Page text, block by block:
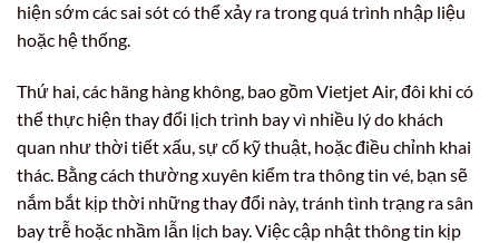
hiện sớm các sai sót có thể xảy ra trong quá trình nhập liệu
hoặc hệ thống.
Thứ hai, các hãng hàng không, bao gồm Vietjet Air, đôi khi có
thể thực hiện thay đổi lịch trình bay vì nhiều lý do khách
quan như thời tiết xấu, sự cố kỹ thuật, hoặc điều chỉnh khai
thác. Bằng cách thường xuyên kiểm tra thông tin vé, bạn sẽ
nắm bắt kịp thời những thay đổi này, tránh tình trạng ra sân
bay trễ hoặc nhầm lẫn lịch bay. Việc cập nhật thông tin kịp